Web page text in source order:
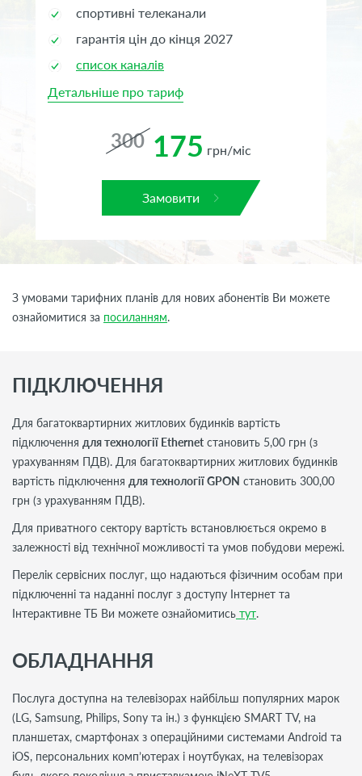
спортивні телеканали
гарантія цін до кінця 2027
список каналів
Детальніше про тариф
300 175 грн/міс
Замовити
З умовами тарифних планів для нових абонентів Ви можете
ознайомитися за посиланням.
ПІДКЛЮЧЕННЯ
Для багатоквартирних житлових будинків вартість
підключення для технології Ethernet становить 5,00 грн (з
урахуванням ПДВ). Для багатоквартирних житлових будинків
вартість підключення для технології GPON становить 300,00
грн (з урахуванням ПДВ).
Для приватного сектору вартість встановлюється окремо в
залежності від технічної можливості та умов побудови мережі.
Перелік сервісних послуг, що надаються фізичним особам при
підключенні та наданні послуг з доступу Інтернет та
Інтерактивне ТБ Ви можете ознайомитись тут.
ОБЛАДНАННЯ
Послуга доступна на телевізорах найбільш популярних марок
(LG, Samsung, Philips, Sony та ін.) з функцією SMART TV, на
планшетах, смартфонах з операційними системами Android та
iOS, персональних комп’ютерах і ноутбуках, на телевізорах